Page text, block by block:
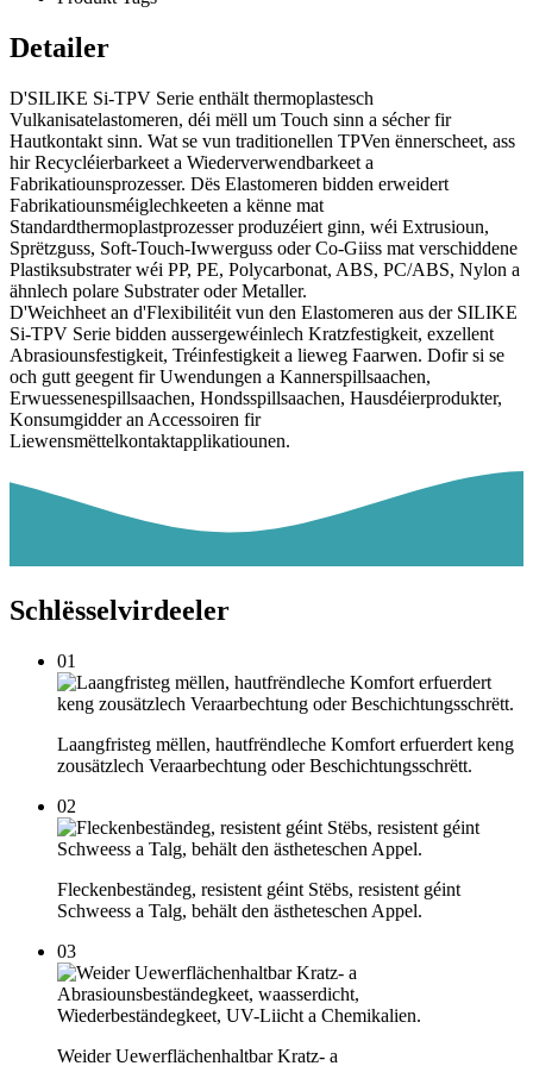
Detailer
D'SILIKE Si-TPV Serie enthält thermoplastesch
Vulkanisatelastomeren, déi mëll um Touch sinn a sécher fir
Hautkontakt sinn. Wat se vun traditionellen TPVen ënnerscheet, ass
hir Recycléierbarkeet a Wiederverwendbarkeet a
Fabrikatiounsprozesser. Dës Elastomeren bidden erweidert
Fabrikatiounsméiglechkeeten a kënne mat
Standardthermoplastprozesser produzéiert ginn, wéi Extrusioun,
Sprëtzguss, Soft-Touch-Iwwerguss oder Co-Giiss mat verschiddene
Plastiksubstrater wéi PP, PE, Polycarbonat, ABS, PC/ABS, Nylon a
ähnlech polare Substrater oder Metaller.
D'Weichheet an d'Flexibilitéit vun den Elastomeren aus der SILIKE
Si-TPV Serie bidden aussergewéinlech Kratzfestigkeit, exzellent
Abrasiounsfestigkeit, Tréinfestigkeit a lieweg Faarwen. Dofir si se
och gutt geegent fir Uwendungen a Kannerspillsaachen,
Erwuessenespillsaachen, Hondsspillsaachen, Hausdéierprodukter,
Konsumgidder an Accessoiren fir
Liewensmëttelkontaktapplikatiounen.
Schlësselvirdeeler
01
Laangfristeg mëllen, hautfrëndleche Komfort erfuerdert keng
zousätzlech Veraarbechtung oder Beschichtungsschrëtt.
02
Fleckenbeständeg, resistent géint Stëbs, resistent géint
Schweess a Talg, behält den ästheteschen Appel.
03
Weider Uewerflächenhaltbar Kratz- a